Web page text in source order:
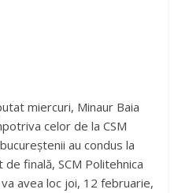
miercuri, Minaur Baia
celor de la CSM
au condus la
finală, SCM Politehnica
avea loc joi, 12 februarie,